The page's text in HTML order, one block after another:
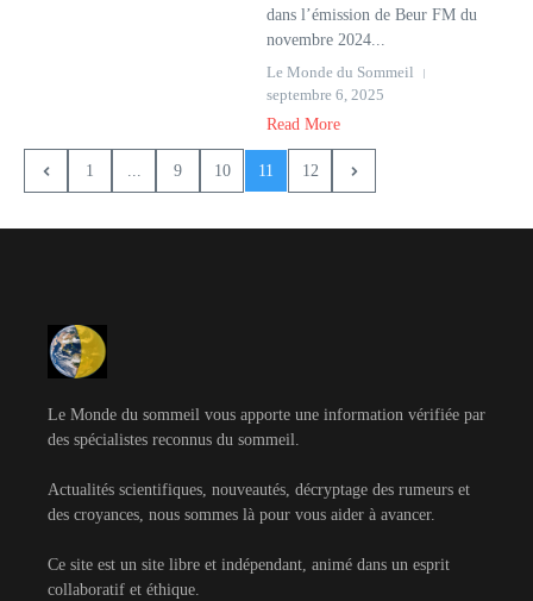
dans l’émission de Beur FM du
novembre 2024...
Le Monde du Sommeil
septembre 6, 2025
Read More
1 ... 9 10 11 12
Le Monde du sommeil vous apporte une information vérifiée par
des spécialistes reconnus du sommeil.
Actualités scientifiques, nouveautés, décryptage des rumeurs et
des croyances, nous sommes là pour vous aider à avancer.
Ce site est un site libre et indépendant, animé dans un esprit
collaboratif et éthique.